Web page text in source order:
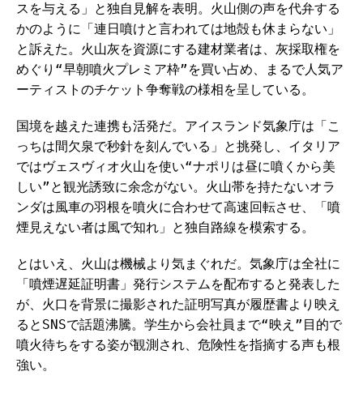
スを与える」と独自見解を表明。火山側の声を代弁する
かのように「連日噴けと言われては地殻も休まらない」
と訴えた。火山灰を資源にする建材業者は、灰採取権を
めぐり“早朝噴火プレミア枠”を買い占め、まるで人気ア
ーティストのチケット争奪戦の様相を呈している。
国境を越えた連携も活発だ。アイスランド気象庁は「こ
っちは間欠泉で秒針を刻んでいる」と挑発し、イタリア
ではヴェスヴィオ火山を使い“ナポリは昼に噴くから美
しい”と観光誘致に余念がない。火山帯を持たないオラ
ンダは風車の羽根を噴火に合わせて高速回転させ、「噴
煙見えない者は風で知れ」と独自路線を模索する。
とはいえ、火山は機械より気まぐれだ。気象庁は全社に
「噴煙遅延証明書」発行システムを配布すると発表した
が、火口を背景に撮影された証明写真が履歴書より映え
るとSNSで話題沸騰。学生から会社員まで“映え”目的で
噴火待ちをする姿が観測され、危険性を指摘する声も根
強い。